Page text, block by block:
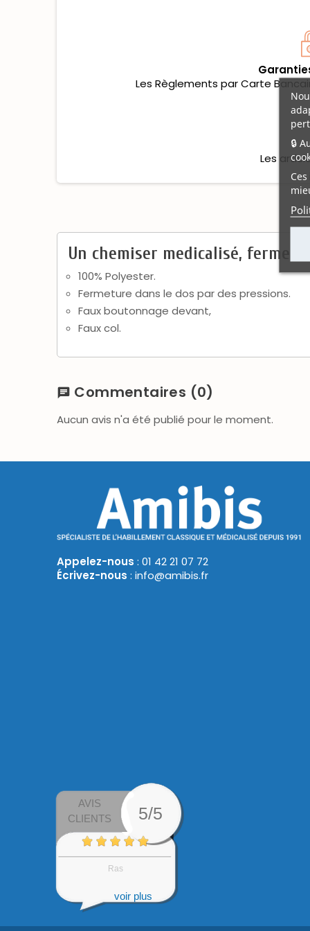
Les Règlements par Carte
Les
Un chemiser medicalisé,
100% Polyester.
Fermeture dans le dos par des pressions.
Faux boutonnage devant,
Faux col.
chat Commentaires (0)
Aucun avis n'a été publié pour le moment.
Appelez-nous : 01 42 21 07 72
Écrivez-nous : info@amibis.fr
AVIS
CLIENTS
5/5
Ras
voir plus
🔒